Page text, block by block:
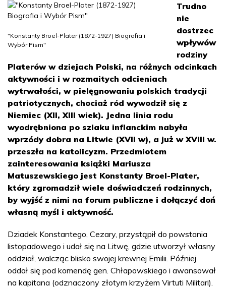
"Konstanty Broel-Plater (1872-1927) Biografia i
Wybór Pism"
Trudno
nie
dostrzec
wpływów
rodziny
Platerów w dziejach Polski, na różnych odcinkach
aktywności i w rozmaitych odcieniach
wytrwałości, w pielęgnowaniu polskich tradycji
patriotycznych, chociaż ród wywodził się z
Niemiec (XII, XIII wiek). Jedna linia rodu
wyodrębniona po szlaku inflanckim nabyła
wprzódy dobra na Litwie (XVII w), a już w XVIII w.
przeszła na katolicyzm. Przedmiotem
zainteresowania książki Mariusza
Matuszewskiego jest Konstanty Broel-Plater,
który zgromadził wiele doświadczeń rodzinnych,
by wyjść z nimi na forum publiczne i dołączyć doń
własną myśl i aktywność.
Dziadek Konstantego, Cezary, przystąpił do powstania
listopadowego i udał się na Litwę, gdzie utworzył własny
oddział, walcząc blisko swojej krewnej Emilii. Później
oddał się pod komendę gen. Chłapowskiego i awansował
na kapitana (odznaczony złotym krzyżem Virtuti Militari).